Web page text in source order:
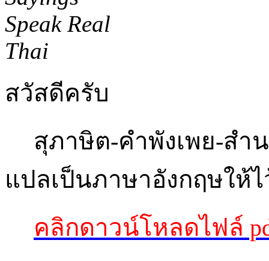
สวัสดีครับ
สุภาษิต-คำพังเพย-สำ
แปลเป็นภาษาอังกฤษให้
คลิกดาวน์โหลดไฟล์